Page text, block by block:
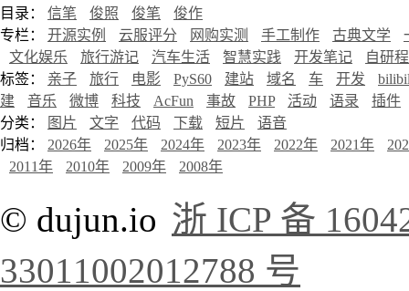
目录： 信笔 俊照 俊笔
俊作
专栏： 开源实例 云服评分 网购实测 手工制作 古典文学
文化娱乐
旅行游记 汽车生活 智慧实践 开发笔记
自研
标签： 亲子 旅行 电影 PyS60 建站 域名 车 开发
建
音乐 微博 科技 AcFun 事故 PHP 活动 语录
插件
分类：
图片 文字 代码 下载 短片
语音
归档： 2026年 2025年 2024年 2023年 2022年 2021年
2011年
2010年 2009年 2008年
© dujun.io 浙 ICP 备
33011002012788 号